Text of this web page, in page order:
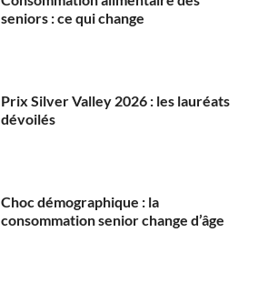
seniors : ce qui change
Prix Silver Valley 2026 : les lauréats
dévoilés
Choc démographique : la
consommation senior change d’âge